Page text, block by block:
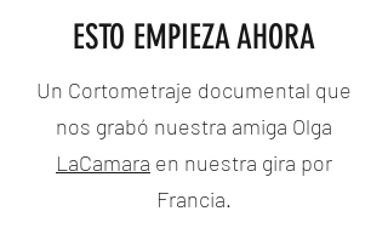
ESTO EMPIEZA AHORA
Un Cortometraje documental que
nos grabó nuestra amiga Olga
LaCamara en nuestra gira por
Francia.